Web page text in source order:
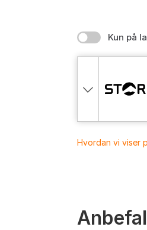
Kun på
Hvordan vi viser